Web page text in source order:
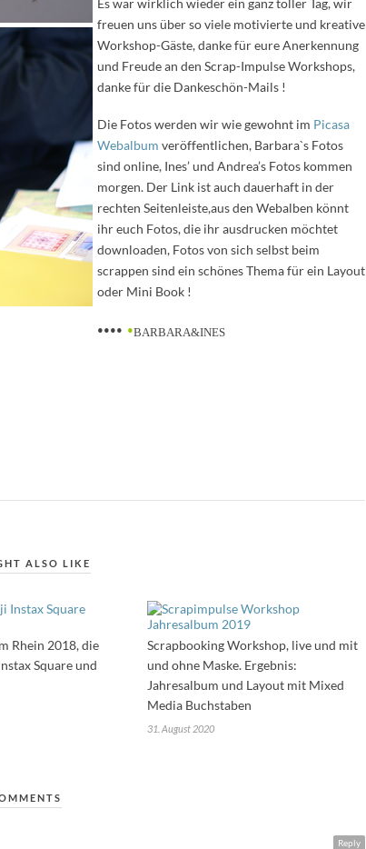
Es war wirklich wieder ein ganz toller Tag, wir
freuen uns über so viele motivierte und kreative
Workshop-Gäste, danke für eure Anerkennung
und Freude an den Scrap-Impulse Workshops,
danke für die Dankeschön-Mails !
Die Fotos werden wir wie gewohnt im Picasa
Webalbum veröffentlichen, Barbara`s Fotos
sind online, Ines’ und Andrea’s Fotos kommen
morgen. Der Link ist auch dauerhaft in der
rechten Seitenleiste,aus den Webalben könnt
ihr euch Fotos, die ihr ausdrucken möchtet
downloaden, Fotos von sich selbst beim
scrappen sind ein schönes Thema für ein Layout
oder Mini Book !
•••• •BARBARA&INES
ALSO LIKE
Rhein 2018, die
Square und
Scrapbooking Workshop, live und mit
und ohne Maske. Ergebnis:
Jahresalbum und Layout mit Mixed
Media Buchstaben
31. August 2020
Reply